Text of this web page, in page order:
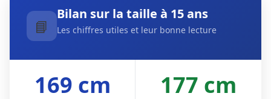
📘
Bilan sur la taille à 15 ans
Les chiffres utiles et leur bonne lecture
169 cm 177 cm